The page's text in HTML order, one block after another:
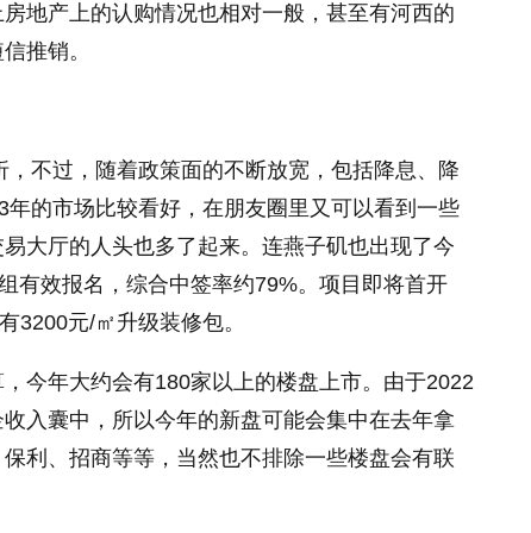
地产上的认购情况也相对一般，甚至有河西的
推销。
不过，随着政策面的不断放宽，包括降息、降
的市场比较看好，在朋友圈里又可以看到一些
大厅的人头也多了起来。连燕子矶也出现了今
有效报名，综合中签率约79%。项目即将首开
3200元/㎡升级装修包。
今年大约会有180家以上的楼盘上市。由于2022
入囊中，所以今年的新盘可能会集中在去年拿
利、招商等等，当然也不排除一些楼盘会有联